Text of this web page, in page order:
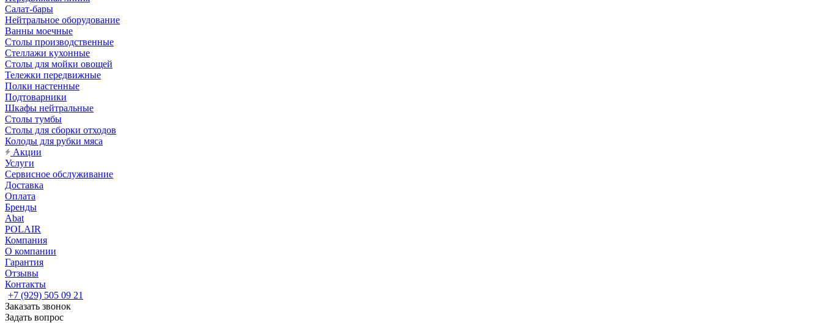
Салат-бары
Нейтральное оборудование
Ванны моечные
Столы производственные
Стеллажи кухонные
Столы для мойки овощей
Тележки передвижные
Полки настенные
Подтоварники
Шкафы нейтральные
Столы тумбы
Столы для сборки отходов
Колоды для рубки мяса
Акции
Услуги
Сервисное обслуживание
Доставка
Оплата
Бренды
Abat
POLAIR
Компания
О компании
Гарантия
Отзывы
Контакты
+7 (929) 505 09 21
Заказать звонок
Задать вопрос